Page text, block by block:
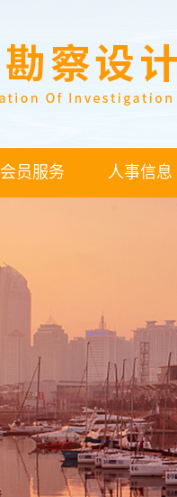
会员服务 人事信息